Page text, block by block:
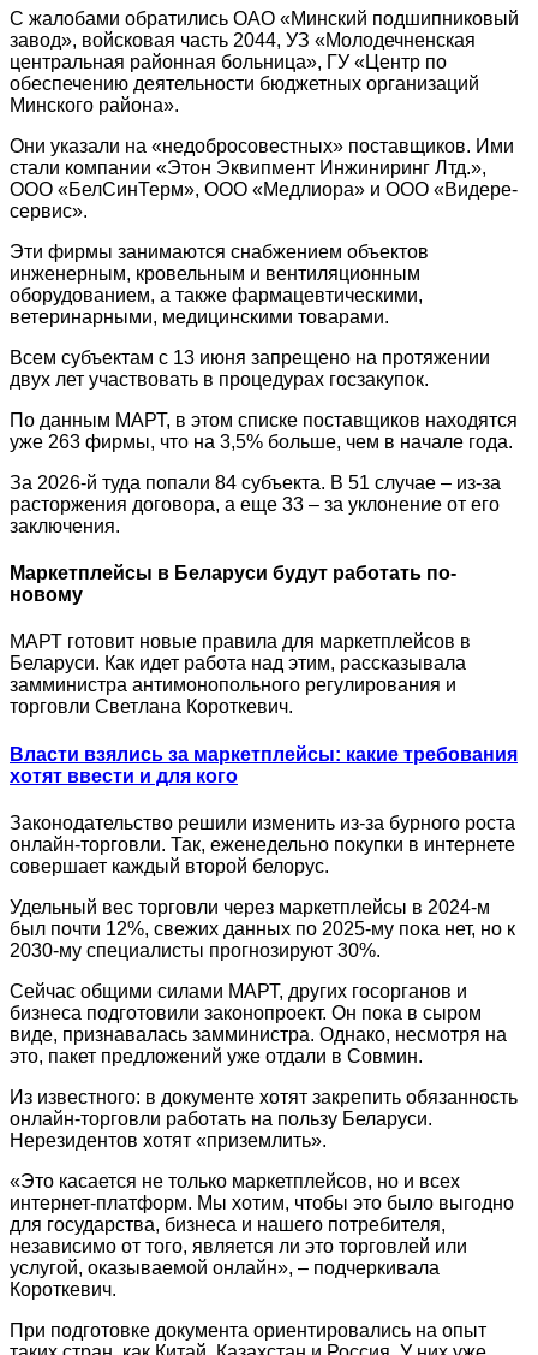
С жалобами обратились ОАО «Минский подшипниковый
завод», войсковая часть 2044, УЗ «Молодечненская
центральная районная больница», ГУ «Центр по
обеспечению деятельности бюджетных организаций
Минского района».
Они указали на «недобросовестных» поставщиков. Ими
стали компании «Этон Эквипмент Инжиниринг Лтд.»,
ООО «БелСинТерм», ООО «Медлиора» и ООО «Видере-
сервис».
Эти фирмы занимаются снабжением объектов
инженерным, кровельным и вентиляционным
оборудованием, а также фармацевтическими,
ветеринарными, медицинскими товарами.
Всем субъектам с 13 июня запрещено на протяжении
двух лет участвовать в процедурах госзакупок.
По данным МАРТ, в этом списке поставщиков находятся
уже 263 фирмы, что на 3,5% больше, чем в начале года.
За 2026-й туда попали 84 субъекта. В 51 случае – из-за
расторжения договора, а еще 33 – за уклонение от его
заключения.
Маркетплейсы в Беларуси будут работать по-
новому
МАРТ готовит новые правила для маркетплейсов в
Беларуси. Как идет работа над этим, рассказывала
замминистра антимонопольного регулирования и
торговли Светлана Короткевич.
Власти взялись за маркетплейсы: какие требования
хотят ввести и для кого
Законодательство решили изменить из-за бурного роста
онлайн-торговли. Так, еженедельно покупки в интернете
совершает каждый второй белорус.
Удельный вес торговли через маркетплейсы в 2024-м
был почти 12%, свежих данных по 2025-му пока нет, но к
2030-му специалисты прогнозируют 30%.
Сейчас общими силами МАРТ, других госорганов и
бизнеса подготовили законопроект. Он пока в сыром
виде, признавалась замминистра. Однако, несмотря на
это, пакет предложений уже отдали в Совмин.
Из известного: в документе хотят закрепить обязанность
онлайн-торговли работать на пользу Беларуси.
Нерезидентов хотят «приземлить».
«Это касается не только маркетплейсов, но и всех
интернет-платформ. Мы хотим, чтобы это было выгодно
для государства, бизнеса и нашего потребителя,
независимо от того, является ли это торговлей или
услугой, оказываемой онлайн», – подчеркивала
Короткевич.
При подготовке документа ориентировались на опыт